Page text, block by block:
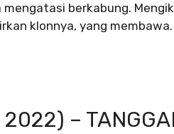
berkabung.
klonnya, yang membawa.
2022) –